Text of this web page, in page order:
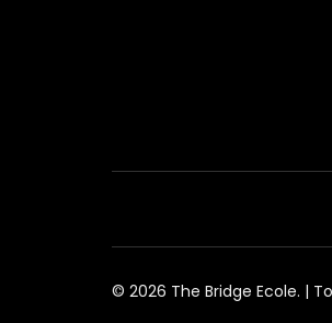
© 2026 The Bridge Ecole. |